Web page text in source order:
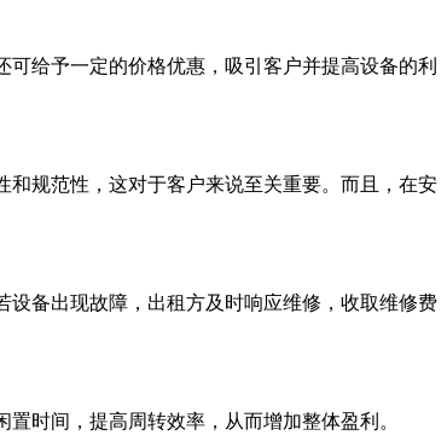
给予一定的价格优惠，吸引客户并提高设备的利
规范性，这对于客户来说至关重要。而且，在安
备出现故障，出租方及时响应维修，收取维修费
时间，提高周转效率，从而增加整体盈利。